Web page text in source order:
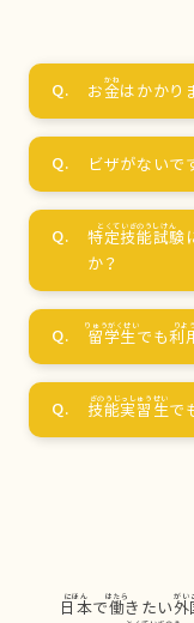
お金はかかり
ビザがないで
特定技能試験
か？
留学生でも利
技能実習生で
日本で働きたい外